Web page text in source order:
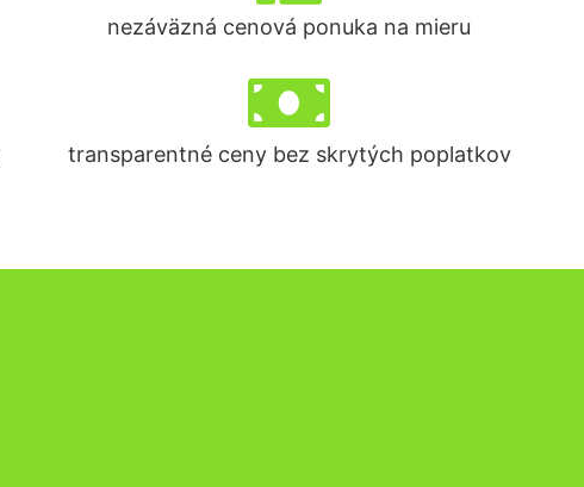
nezáväzná cenová ponuka na mieru
transparentné ceny bez skrytých poplatkov